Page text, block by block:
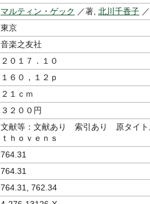
マルティン・ゲック ／著, 北川千香子
東京
音楽之友社
２０１７．１０
１６０，１２ｐ
２１ｃｍ
３２００円
文献等：文献あり 索引あり 原タイ
ｔｈｏｖｅｎｓ
764.31
764.31
764.31, 762.34